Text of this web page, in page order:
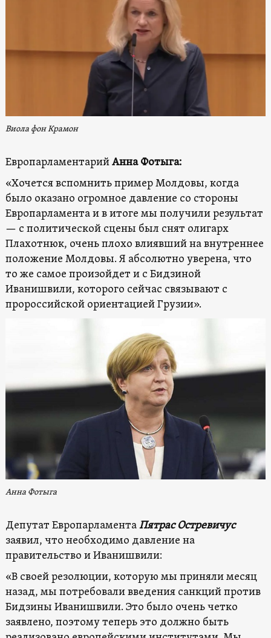
Виола фон Крамон
ЕвропарламентарийАнна Фотыга:
«Хочется вспомнить пример Молдовы, когда
было оказано огромное давление со стороны
Европарламента и в итоге мы получили результат
— с политической сцены был снят олигарх
Плахотнюк, очень плохо влиявший на внутреннее
положение Молдовы. Я абсолютно уверена, что
то же самое произойдет и с Бидзиной
Иванишвили, которого сейчас связывают с
пророссийской ориентацией Грузии».
Анна Фотыга
Депутат ЕвропарламентаПятрас Остревичус
заявил, что необходимо давление на
правительство и Иванишвили:
«В своей резолюции, которую мы приняли месяц
назад, мы потребовали введения санкций против
Бидзины Иванишвили. Это было очень четко
заявлено, поэтому теперь это должно быть